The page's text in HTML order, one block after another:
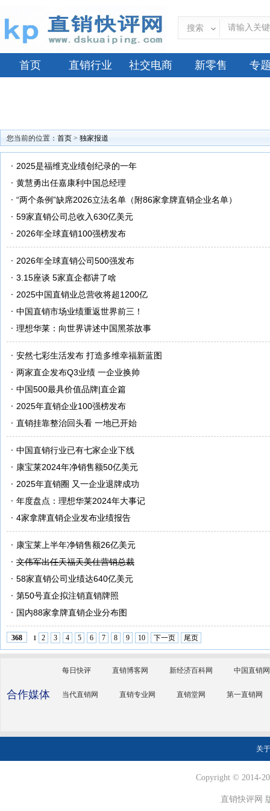
搜索
首页 直销行业 社交电商 新零售 专
您当前的位置： 首页 > 独家报道
2025是福维克业绩创纪录的一年
黄慧勇出任嘉康利中国总经理
“两个条例”缺席2026立法名单（附86家拿牌直销企业名单）
59家直销公司总收入630亿美元
2026年全球直销100强榜发布
2026年全球直销公司500强发布
3.15座谈 5家直企都讲了啥
2025中国直销业总营收将超1200亿
中国直销市场业绩重返世界前三！
理想华莱：向世界讲述中国黑茶故事
安然七彩生活发布 打造多维幸福新蓝图
两家直企发布Q3业绩 一企业换帅
中国500最具价值品牌|直企篇
2025年直销企业100强榜发布
直销挂靠整治回头看 一地已开始
中国直销行业已有七家企业下线
康宝莱2024年净销售额50亿美元
2025年直销圈 又一企业退牌成功
年度盘点：理想华莱2024年大事记
4家拿牌直销企业发布业绩报告
康宝莱上半年净销售额26亿美元
文伟军出任天福天美仕营销总裁
58家直销公司业绩达640亿美元
第50号直企拟注销直销牌照
国内88家拿牌直销企业分布图
368 1 2 3 4 5 6 7 8 9 10 下一页 尾页
合作媒体
每日快评 直销博客网 新经济百科网 中国直销网
当代直销网 直销专业网 直销堂网 第一直销网
关
Copyright © 2014-
直销快评网